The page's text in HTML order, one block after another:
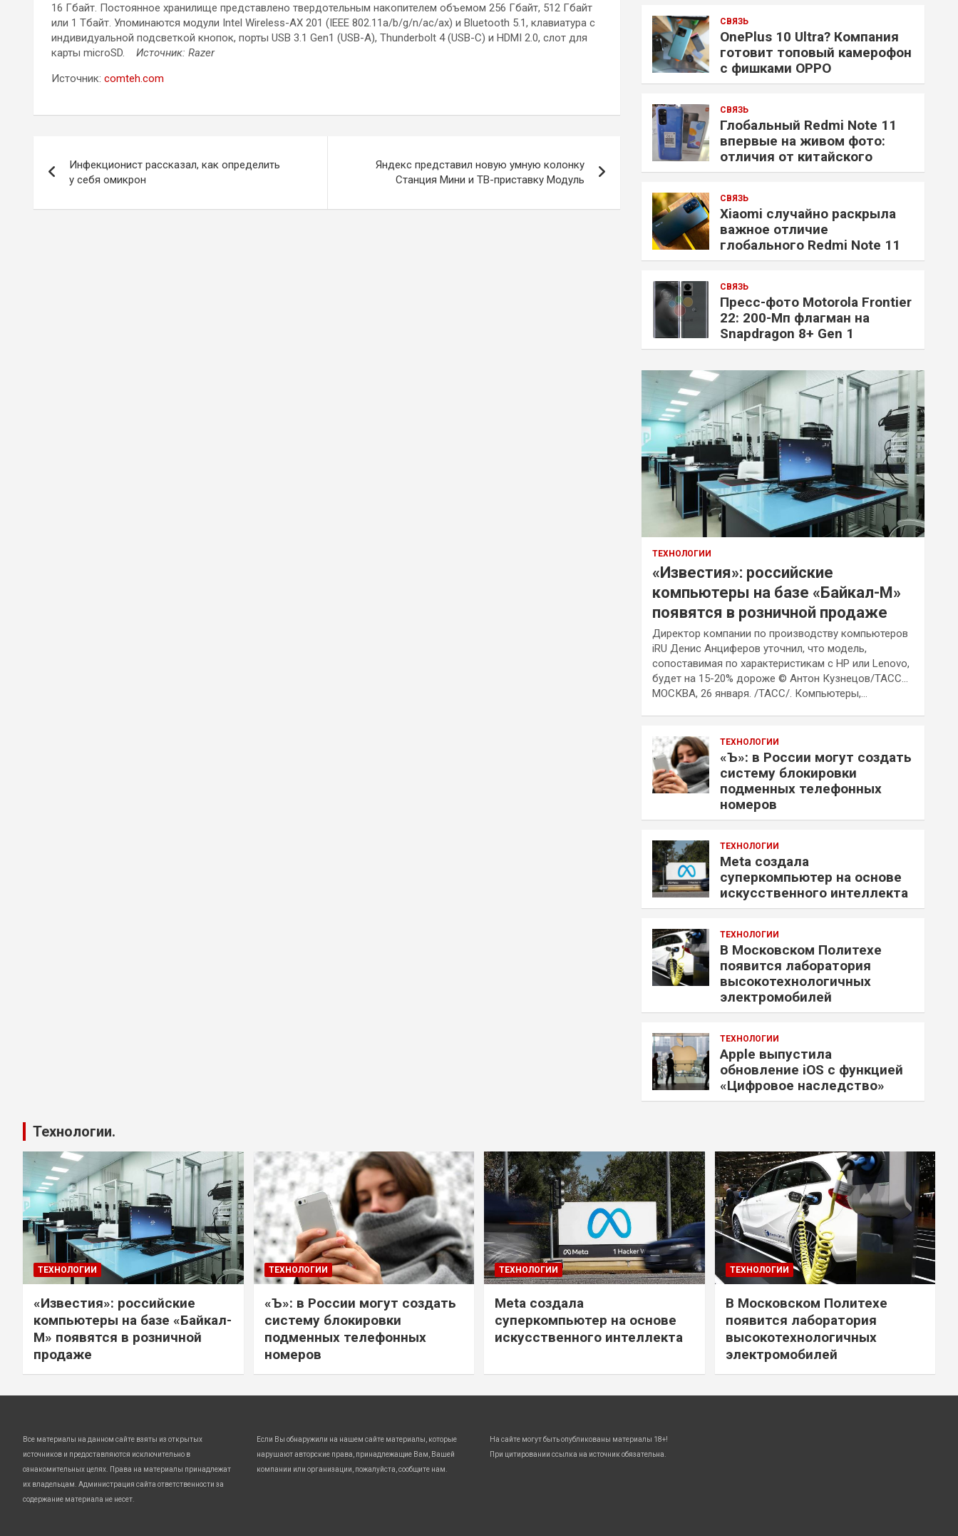
16 Гбайт. Постоянное хранилище представлено твердотельным накопителем объемом 256 Гбайт, 512 Гбайт
или 1 Тбайт. Упоминаются модули Intel Wireless-AX 201 (IEEE 802.11a/b/g/n/ac/ax) и Bluetooth 5.1, клавиатура с
индивидуальной подсветкой кнопок, порты USB 3.1 Gen1 (USB-A), Thunderbolt 4 (USB-C) и HDMI 2.0, слот для
карты microSD. Источник: Razer
Источник: comteh.com
по
записям
Инфекционист рассказал, как определить
у себя омикрон
Яндекс представил новую умную колонку
Станция Мини и ТВ-приставку Модуль
СВЯЗЬ
OnePlus 10 Ultra? Компания
готовит топовый камерофон
с фишками OPPO
СВЯЗЬ
Глобальный Redmi Note 11
впервые на живом фото:
отличия от китайского
СВЯЗЬ
Xiaomi случайно раскрыла
важное отличие
глобального Redmi Note 11
СВЯЗЬ
Пресс-фото Motorola Frontier
22: 200-Мп флагман на
Snapdragon 8+ Gen 1
ТЕХНОЛОГИИ
«Известия»: российские
компьютеры на базе «Байкал-М»
появятся в розничной продаже
Директор компании по производству компьютеров
iRU Денис Анциферов уточнил, что модель,
сопоставимая по характеристикам с HP или Lenovo,
будет на 15-20% дороже © Антон Кузнецов/ТАСС…
МОСКВА, 26 января. /ТАСС/. Компьютеры,…
ТЕХНОЛОГИИ
«Ъ»: в России могут создать
систему блокировки
подменных телефонных
номеров
ТЕХНОЛОГИИ
Meta создала
суперкомпьютер на основе
искусственного интеллекта
ТЕХНОЛОГИИ
В Московском Политехе
появится лаборатория
высокотехнологичных
электромобилей
ТЕХНОЛОГИИ
Apple выпустила
обновление iOS с функцией
«Цифровое наследство»
Технологии.
ТЕХНОЛОГИИ
«Известия»: российские
компьютеры на базе «Байкал-
М» появятся в розничной
продаже
ТЕХНОЛОГИИ
«Ъ»: в России могут создать
систему блокировки
подменных телефонных
номеров
ТЕХНОЛОГИИ
Meta создала
суперкомпьютер на основе
искусственного интеллекта
ТЕХНОЛОГИИ
В Московском Политехе
появится лаборатория
высокотехнологичных
электромобилей
Все материалы на данном сайте взяты из открытых
источников и предоставляются исключительно в
ознакомительных целях. Права на материалы принадлежат
их владельцам. Администрация сайта ответственности за
содержание материала не несет.
Если Вы обнаружили на нашем сайте материалы, которые
нарушают авторские права, принадлежащие Вам, Вашей
компании или организации, пожалуйста, сообщите нам.
На сайте могут быть опубликованы материалы 18+!
При цитировании ссылка на источник обязательна.